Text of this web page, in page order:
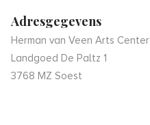
Adresgegevens
Herman van Veen Arts Center
Landgoed De Paltz 1
3768 MZ Soest